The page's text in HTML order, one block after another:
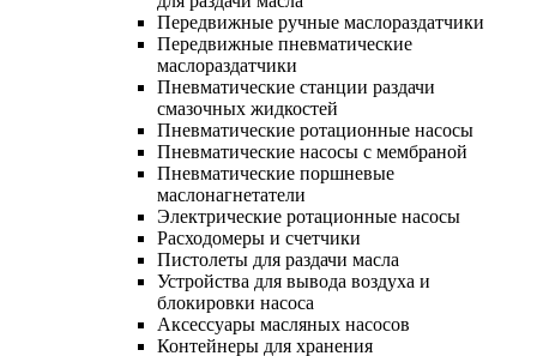
Передвижные ручные маслораздатчики
Передвижные пневматические
маслораздатчики
Пневматические станции раздачи
смазочных жидкостей
Пневматические ротационные насосы
Пневматические насосы с мембраной
Пневматические поршневые
маслонагнетатели
Электрические ротационные насосы
Расходомеры и счетчики
Пистолеты для раздачи масла
Устройства для вывода воздуха и
блокировки насоса
Аксессуары масляных насосов
Контейнеры для хранения